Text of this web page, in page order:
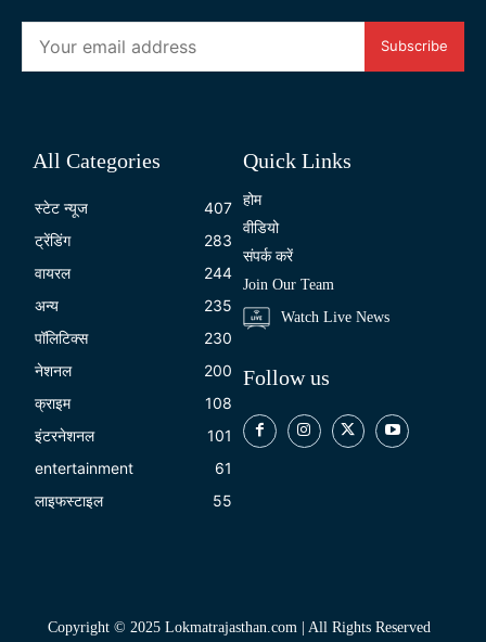
Subscribe
All Categories
स्टेट न्यूज
407
ट्रेंडिंग
283
वायरल
244
अन्य
235
पॉलिटिक्स
230
नेशनल
200
क्राइम
108
इंटरनेशनल
101
entertainment
61
लाइफस्टाइल
55
Quick Links
होम
वीडियो
संपर्क करें
Join Our Team
Watch Live News
Follow us
Copyright © 2025 Lokmatrajasthan.com | All Rights Reserved